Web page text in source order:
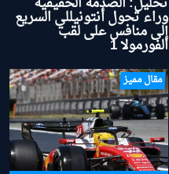
وراء تحول أنتونيللي السريع
إلى منافس على لقب
الفورمولا 1
مقال مميز